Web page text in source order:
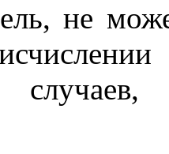
не
случаев,